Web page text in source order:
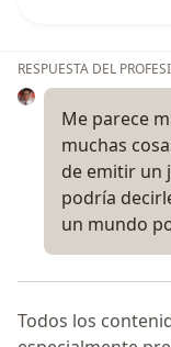
RESPUESTA DEL
Me parece
muchas
de emitir un
podría
un mundo
Todos los